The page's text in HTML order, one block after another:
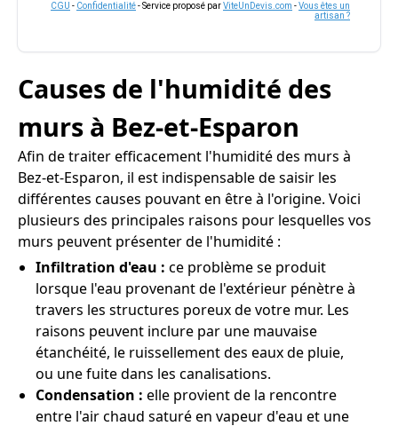
CGU - Confidentialité- Service proposé parViteUnDevis.com -Vous êtes un
artisan ?
Causes de l'humidité des
murs à Bez-et-Esparon
Afin de traiter efficacement l'humidité des murs à
Bez-et-Esparon, il est indispensable de saisir les
différentes causes pouvant en être à l'origine. Voici
plusieurs des principales raisons pour lesquelles vos
murs peuvent présenter de l'humidité :
Infiltration d'eau : ce problème se produit
lorsque l'eau provenant de l'extérieur pénètre à
travers les structures poreux de votre mur. Les
raisons peuvent inclure par une mauvaise
étanchéité, le ruissellement des eaux de pluie,
ou une fuite dans les canalisations.
Condensation : elle provient de la rencontre
entre l'air chaud saturé en vapeur d'eau et une